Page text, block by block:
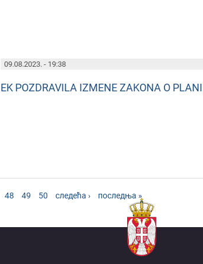
09.08.2023. - 19:38
EK POZDRAVILA IZMENE ZAKONA O
48 49 50 следећа › последња »